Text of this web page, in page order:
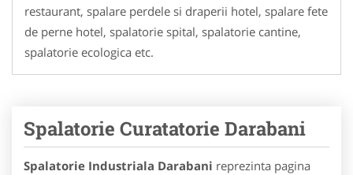
restaurant, spalare perdele si draperii hotel, spalare fete
de perne hotel, spalatorie spital, spalatorie cantine,
spalatorie ecologica etc.
Spalatorie Curatatorie Darabani
Spalatorie Industriala Darabani reprezinta pagina